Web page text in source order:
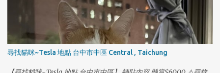
尋找貓咪~Tesla 地點 台中市中區 Central , Taichung